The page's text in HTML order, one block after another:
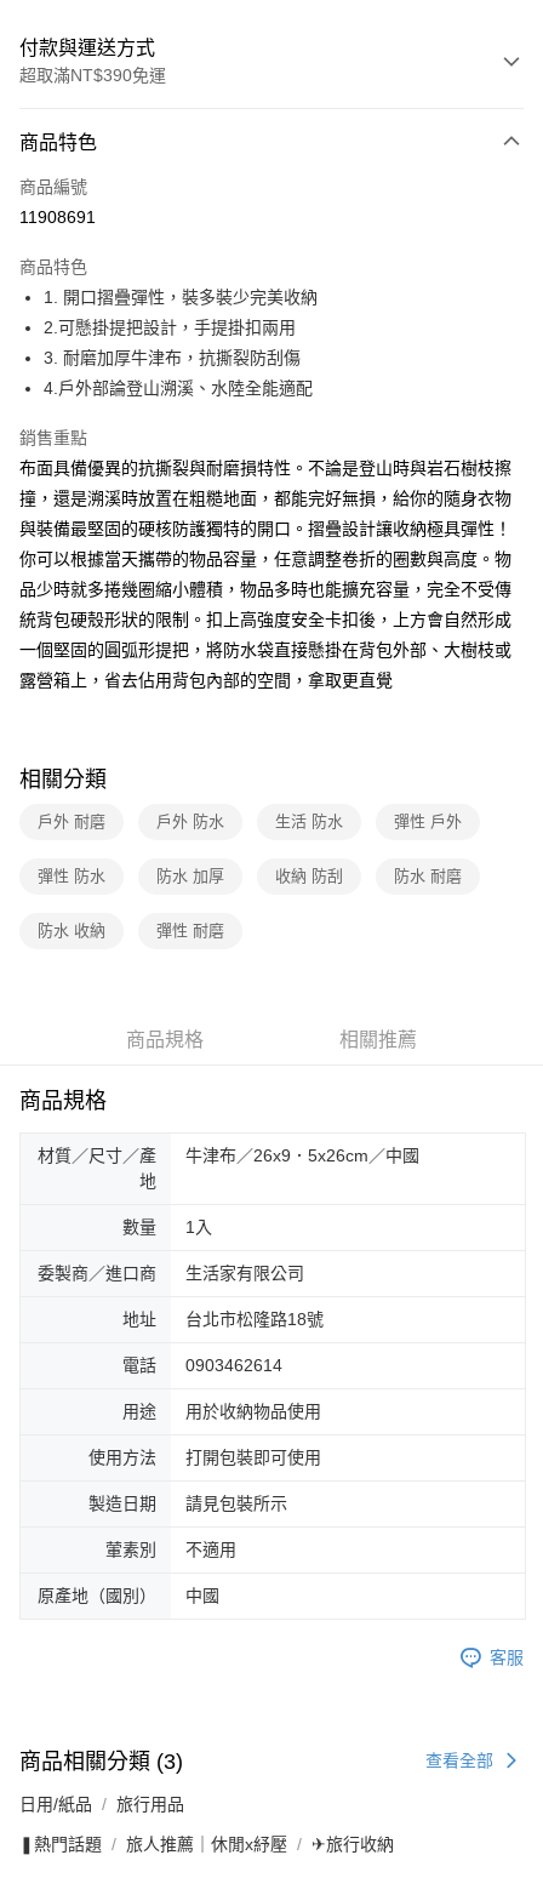
付款與運送方式
超取滿NT$390免運
全家線上支付
超商取貨付款
運送方式
全家取貨付款
每筆NT$40，滿NT$390(含以上)免運費
常溫-付款後全家取貨
商品特色
商品編號
11908691
商品特色
1. 開口摺疊彈性，裝多裝少完美收納
2.可懸掛提把設計，手提掛扣兩用
3. 耐磨加厚牛津布，抗撕裂防刮傷
4.戶外部論登山溯溪、水陸全能適配
銷售重點
布面具備優異的抗撕裂與耐磨損特性。不論是登山時與岩石樹枝擦
撞，還是溯溪時放置在粗糙地面，都能完好無損，給你的隨身衣物
與裝備最堅固的硬核防護獨特的開口。摺疊設計讓收納極具彈性！
你可以根據當天攜帶的物品容量，任意調整卷折的圈數與高度。物
品少時就多捲幾圈縮小體積，物品多時也能擴充容量，完全不受傳
統背包硬殼形狀的限制。扣上高強度安全卡扣後，上方會自然形成
一個堅固的圓弧形提把，將防水袋直接懸掛在背包外部、大樹枝或
露營箱上，省去佔用背包內部的空間，拿取更直覺
相關分類
戶外 耐磨 戶外 防水 生活 防水 彈性 戶外
彈性 防水 防水 加厚 收納 防刮 防水 耐磨
防水 收納 彈性 耐磨
商品規格 相關推薦
商品規格
材質／尺寸／產
地
牛津布／26x9．5x26cm／中國
數量 1入
委製商／進口商 生活家有限公司
地址 台北市松隆路18號
電話 0903462614
用途 用於收納物品使用
使用方法 打開包裝即可使用
製造日期 請見包裝所示
葷素別 不適用
原產地（國別） 中國
客服
商品相關分類 (3) 查看全部
日用/紙品 旅行用品
❚熱門話題 旅人推薦｜休閒x紓壓 ✈旅行收納